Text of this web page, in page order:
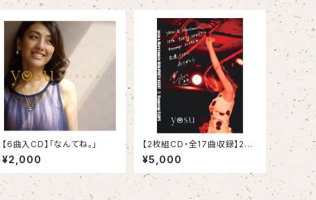
【6曲入CD】「なんてね。」
¥2,000
【2枚組CD・全17曲収録】202
3.8.5 yosu LIVEREC
¥5,000